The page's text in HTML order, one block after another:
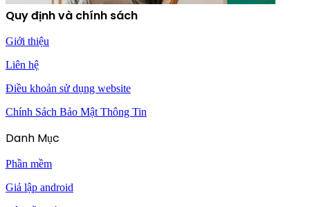
Quy định và chính sách
Giới thiệu
Liên hệ
Điều khoản sử dụng website
Chính Sách Bảo Mật Thông Tin
Danh Mục
Phần mềm
Giả lập android